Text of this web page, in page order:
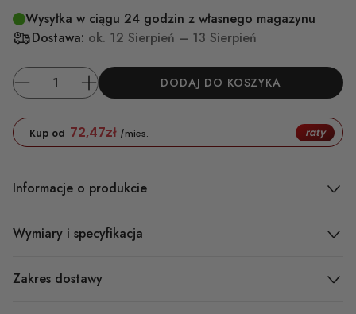
Wysyłka w ciągu 24 godzin z własnego magazynu
Dostawa: ok. 12 Sierpień – 13 Sierpień
DODAJ DO KOSZYKA
Kup od 72,47zł /mies. raty
Informacje o produkcie
Wymiary i specyfikacja
Zakres dostawy